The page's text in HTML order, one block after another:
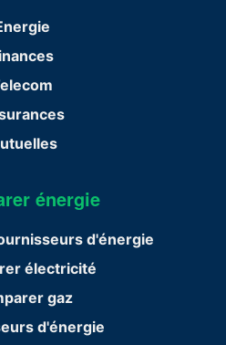
énergie
d'énergie
électricité
gaz
d'énergie